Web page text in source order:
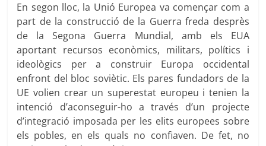
En segon lloc, la Unió Europea va començar com a
part de la construcció de la Guerra freda desprès
de la Segona Guerra Mundial, amb els EUA
aportant recursos econòmics, militars, polítics i
ideològics per a construir Europa occidental
enfront del bloc soviètic. Els pares fundadors de la
UE volien crear un superestat europeu i tenien la
intenció d’aconseguir-ho a través d’un projecte
d’integració imposada per les elits europees sobre
els pobles, en els quals no confiaven. De fet, no